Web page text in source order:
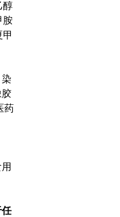
醇
胺
甲
胶
药
任